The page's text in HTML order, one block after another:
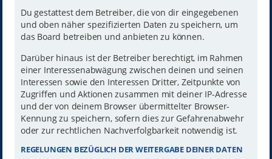
Du gestattest dem Betreiber, die von dir eingegebenen
und oben näher spezifizierten Daten zu speichern, um
das Board betreiben und anbieten zu können.
Darüber hinaus ist der Betreiber berechtigt, im Rahmen
einer Interessenabwägung zwischen deinen und seinen
Interessen sowie den Interessen Dritter, Zeitpunkte von
Zugriffen und Aktionen zusammen mit deiner IP-Adresse
und der von deinem Browser übermittelter Browser-
Kennung zu speichern, sofern dies zur Gefahrenabwehr
oder zur rechtlichen Nachverfolgbarkeit notwendig ist.
REGELUNGEN BEZÜGLICH DER WEITERGABE DEINER DATEN